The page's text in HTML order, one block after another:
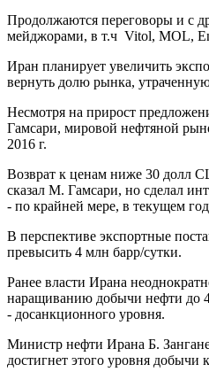
Продолжаются переговоры и с
мейджорами, в т.ч Vitol, MOL,
Иран планирует увеличить
вернуть долю рынка,
Несмотря на прирост
Гамсари, мировой нефтяной
2016 г.
Возврат к ценам ниже 30 долл
сказал М. Гамсари, но сделал
- по крайней мере, в текущем
В перспективе экспортные
превысить 4 млн барр/сутки.
Ранее власти Ирана
наращиванию добычи нефти до
- досанкционного уровня.
Министр нефти Ирана Б.
достигнет этого уровня добычи